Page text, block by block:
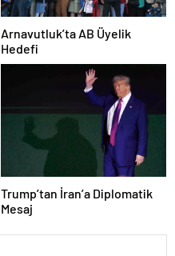
Arnavutluk’ta AB Üyelik
Hedefi
Trump’tan İran’a Diplomatik
Mesaj